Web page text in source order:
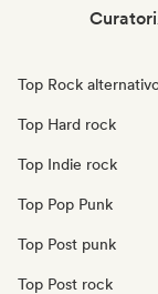
Top Rock
Top Hard rock
Top Indie rock
Top Pop Punk
Top Post punk
Top Post rock